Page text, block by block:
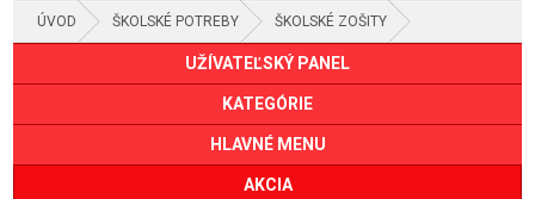
ÚVOD ŠKOLSKÉ POTREBY ŠKOLSKÉ ZOŠITY
UŽÍVATEĽSKÝ PANEL
KATEGÓRIE
HLAVNÉ MENU
AKCIA